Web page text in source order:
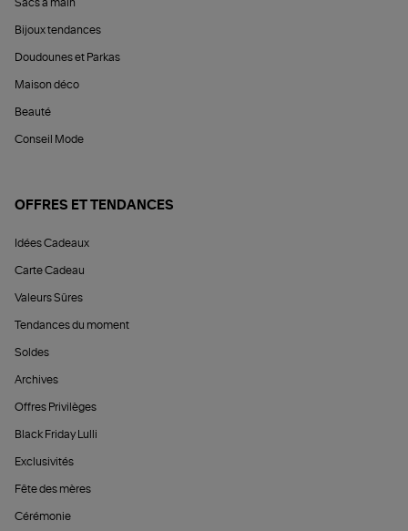
Sacs à main
Bijoux tendances
Doudounes et Parkas
Maison déco
Beauté
Conseil Mode
OFFRES ET TENDANCES
Idées Cadeaux
Carte Cadeau
Valeurs Sûres
Tendances du moment
Soldes
Archives
Offres Privilèges
Black Friday Lulli
Exclusivités
Fête des mères
Cérémonie